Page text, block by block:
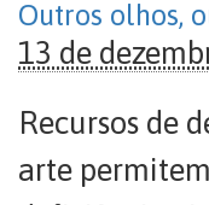
Outros olhos,
13 de
Recursos de
arte